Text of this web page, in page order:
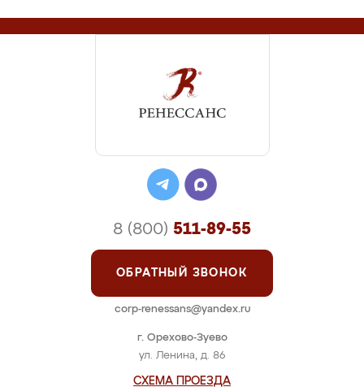
г. Орехово-Зуево
ул. Ленина, д. 86
СХЕМА ПРОЕЗДА
8 (800) 511-89-55
ОБРАТНЫЙ ЗВОНОК
corp-renessans@yandex.ru